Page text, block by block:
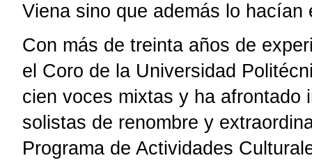
Viena sino que además lo hacían
Con más de treinta años de
el Coro de la Universidad
cien voces mixtas y ha afrontado
solistas de renombre y
Programa de Actividades